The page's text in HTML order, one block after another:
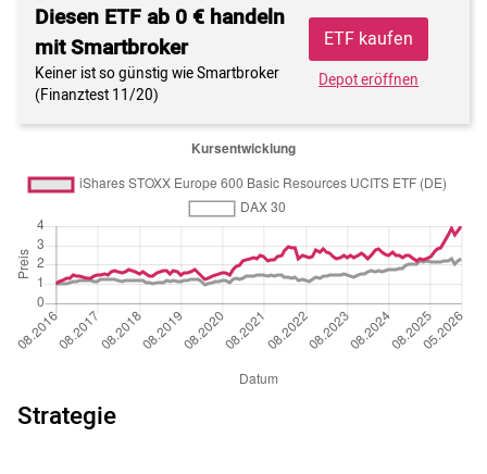
Diesen ETF ab 0 € handeln
mit Smartbroker
Keiner ist so günstig wie Smartbroker
(Finanztest 11/20)
ETF kaufen
Depot eröffnen
Strategie